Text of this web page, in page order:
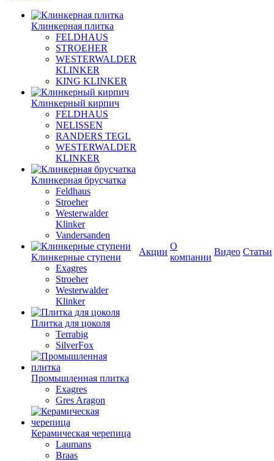
Клинкерная плитка
FELDHAUS
STROEHER
WESTERWALDER
KLINKER
KING KLINKER
Клинкерный кирпич
FELDHAUS
NELISSEN
RANDERS TEGL
WESTERWALDER
KLINKER
Клинкерная брусчатка
Feldhaus
Stroeher
Westerwalder
Klinker
Vandersanden
Клинкерные ступени
Exagres
Stroeher
Westerwalder
Klinker
Плитка для цоколя
Terrabig
SilverFox
Промышленная плитка
Exagres
Gres Aragon
Керамическая черепица
Laumans
Braas
Акции
О
компании
Видео Статьи